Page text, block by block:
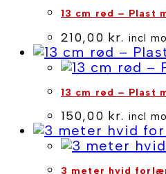
13 cm rød – Plast
210,00 kr. incl
13 cm rød – Plast
150,00 kr. incl
3 meter hvid